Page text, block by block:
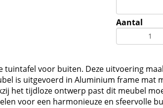
Aantal
tuintafel voor buiten. Deze uitvoering
is uitgevoerd in Aluminium frame mat
het tijdloze ontwerp past dit meubel
voor een harmonieuze en sfeervolle